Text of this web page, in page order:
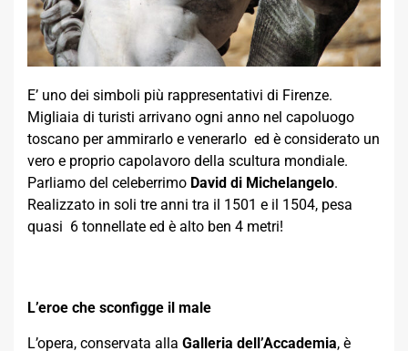
E’ uno dei simboli più rappresentativi di Firenze.
Migliaia di turisti arrivano ogni anno nel capoluogo
toscano per ammirarlo e venerarlo ed è considerato un
vero e proprio capolavoro della scultura mondiale.
Parliamo del celeberrimo David di Michelangelo.
Realizzato in soli tre anni tra il 1501 e il 1504, pesa
quasi 6 tonnellate ed è alto ben 4 metri!
L’eroe che sconfigge il male
L’opera, conservata alla Galleria dell’Accademia, è